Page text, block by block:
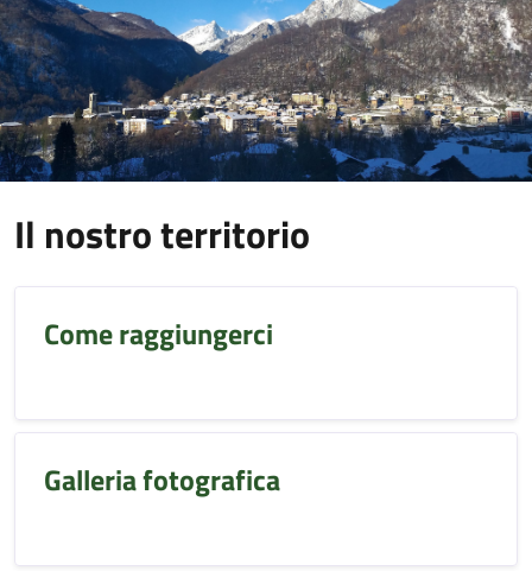
Il nostro territorio
Come raggiungerci
Galleria fotografica